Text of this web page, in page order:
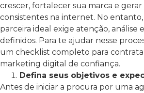
crescer, fortalecer sua marca e
consistentes na internet. No
parceira ideal exige atenção, análise
definidos. Para te ajudar nesse
um checklist completo para
marketing digital de confiança.
Defina seus objetivos e
Antes de iniciar a procura por uma